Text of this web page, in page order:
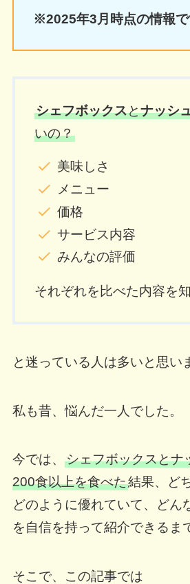
※2025年3月時点の情報で
シェフボックスとナッシ
いの？
美味しさ
メニュー
価格
サービス内容
みんなの評価
それぞれを比べた内容を
と迷っている人は多いと思い
私も昔、悩んだ一人でした。
今では、 シェフボックスとナ
200食以上を食べた結果、ど
どのように優れていて、どん
を自信を持って紹介できるま
そこで、この記事では